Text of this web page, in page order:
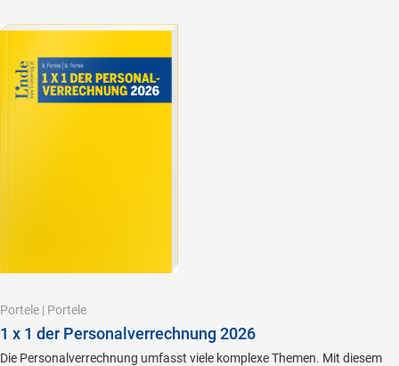
Portele | Portele
1 x 1 der Personalverrechnung 2026
Die Personalverrechnung umfasst viele komplexe Themen. Mit diesem